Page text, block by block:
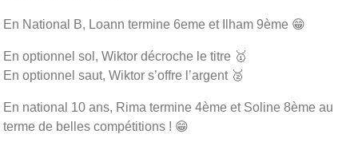
En National B, Loann termine 6eme et Ilham 9ème 😁
En optionnel sol, Wiktor décroche le titre 🥇
En optionnel saut, Wiktor s’offre l’argent 🥈
En national 10 ans, Rima termine 4ème et Soline 8ème au
terme de belles compétitions ! 😁